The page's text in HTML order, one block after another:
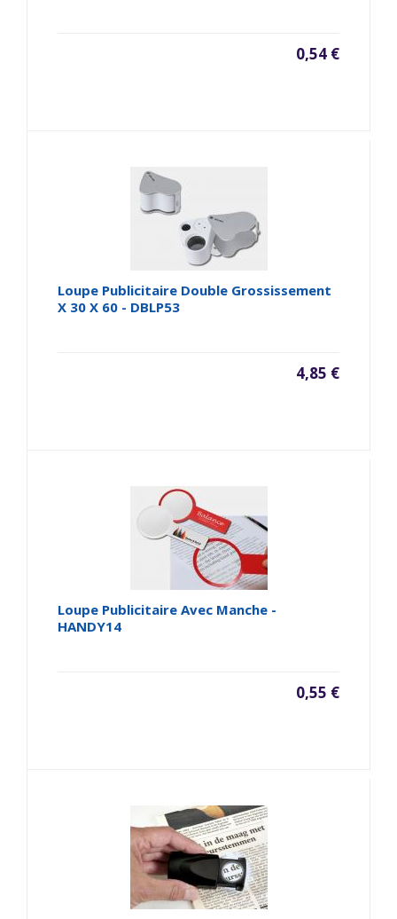
0,54 €
Loupe Publicitaire Double Grossissement
X 30 X 60 - DBLP53
4,85 €
Loupe Publicitaire Avec Manche -
HANDY14
0,55 €